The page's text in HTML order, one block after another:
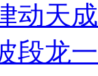
动天成
段龙一